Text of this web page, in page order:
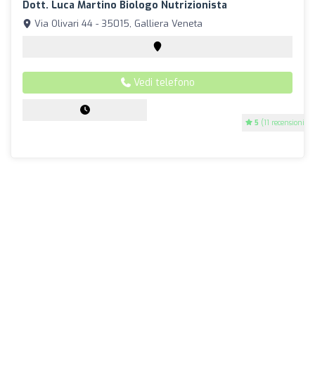
Dott. Luca Martino Biologo Nutrizionista
5 (11 recensioni)
Via Olivari 44 - 35015, Galliera Veneta
Vedi telefono